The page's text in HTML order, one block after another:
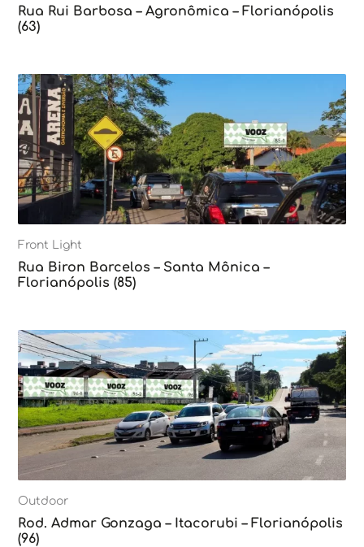
Rua Rui Barbosa – Agronômica – Florianópolis
(63)
Front Light
Rua Biron Barcelos – Santa Mônica –
Florianópolis (85)
Outdoor
Rod. Admar Gonzaga – Itacorubi – Florianópolis
(96)